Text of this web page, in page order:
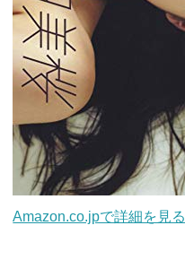
Amazon.co.jpで詳細を見る